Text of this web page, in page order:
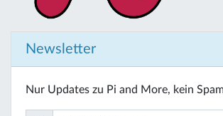
Newsletter
Nur Updates zu Pi and More, kein